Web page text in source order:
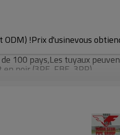
ODM) !Prix d'usinevous
100 pays,Les tuyaux
noir (3PE, FBE, 3PP).
BS1387,